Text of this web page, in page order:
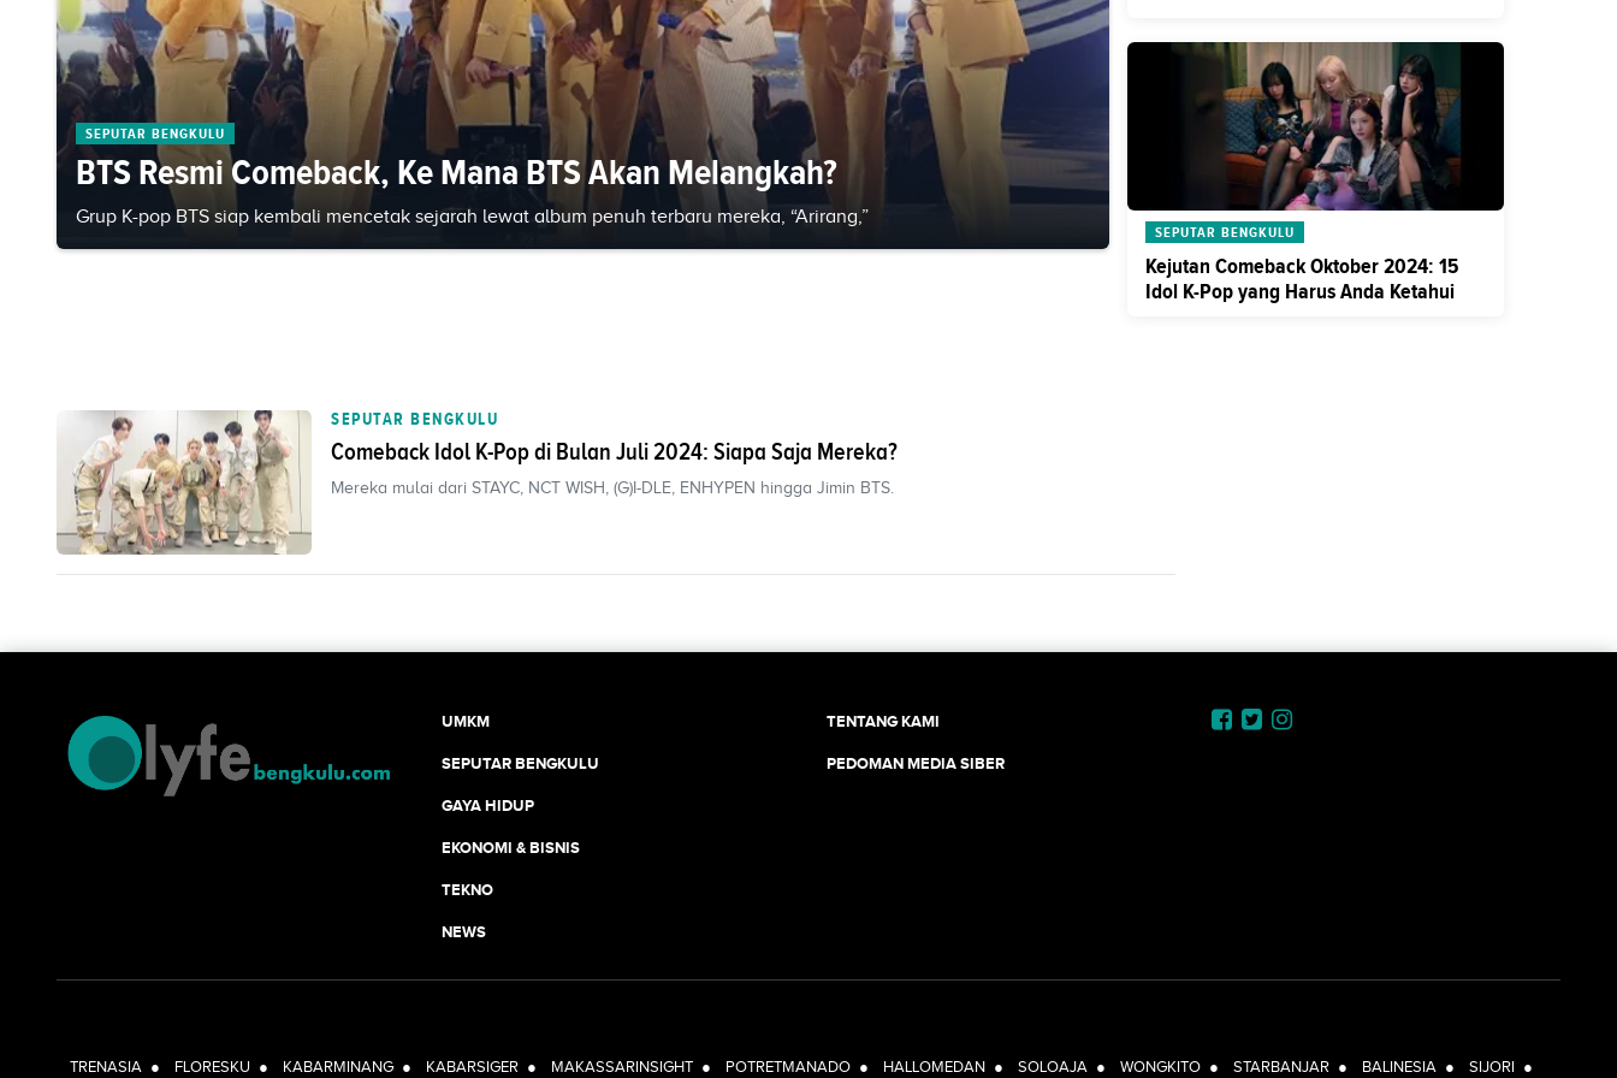
SEPUTAR BENGKULU
BTS Resmi Comeback, Ke Mana BTS Akan Melangkah?
Grup K-pop BTS siap kembali mencetak sejarah lewat album penuh terbaru mereka, “Arirang,”
SEPUTAR BENGKULU
Kejutan Comeback Oktober 2024: 15
Idol K-Pop yang Harus Anda Ketahui
SEPUTAR BENGKULU
Comeback Idol K-Pop di Bulan Juli 2024: Siapa Saja Mereka?
Mereka mulai dari STAYC, NCT WISH, (G)I-DLE, ENHYPEN hingga Jimin BTS.
UMKM
SEPUTAR BENGKULU
GAYA HIDUP
EKONOMI & BISNIS
TEKNO
NEWS
TENTANG KAMI
PEDOMAN MEDIA SIBER
TRENASIA ● FLORESKU ● KABARMINANG ● KABARSIGER ● MAKASSARINSIGHT ● POTRETMANADO ● HALLOMEDAN ● SOLOAJA ● WONGKITO ● STARBANJAR ● BALINESIA ● SIJORI ●